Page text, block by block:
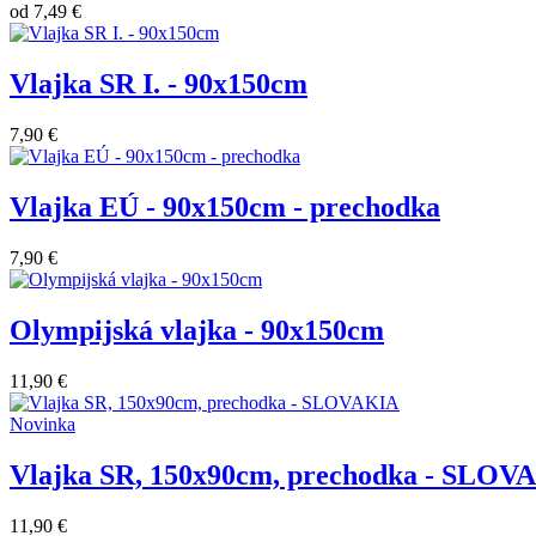
od 7,49 €
Vlajka SR I. - 90x150cm
7,90 €
Vlajka EÚ - 90x150cm - prechodka
7,90 €
Olympijská vlajka - 90x150cm
11,90 €
Novinka
Vlajka SR, 150x90cm, prechodka -
11,90 €